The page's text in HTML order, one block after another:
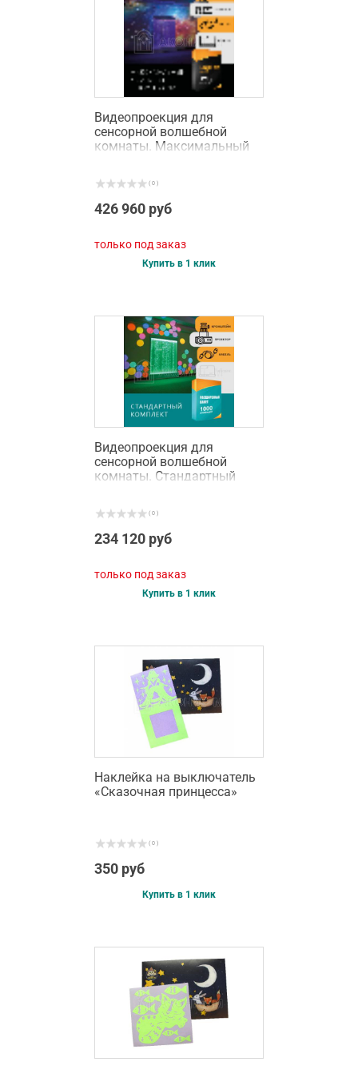
Видеопроекция для
сенсорной волшебной
комнаты. Максимальный
( 0 )
426 960 руб
только под заказ
Купить в 1 клик
Видеопроекция для
сенсорной волшебной
комнаты. Стандартный
( 0 )
234 120 руб
только под заказ
Купить в 1 клик
Наклейка на выключатель
«Сказочная принцесса»
( 0 )
350 руб
Купить в 1 клик